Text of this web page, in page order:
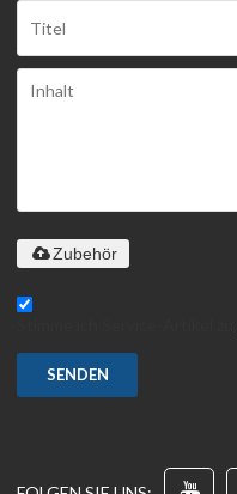
Zubehör
SENDEN